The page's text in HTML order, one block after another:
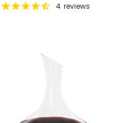
4 reviews